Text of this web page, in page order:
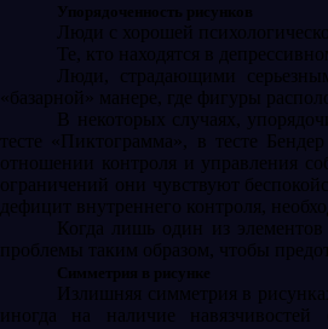
Упорядоченность рисунков
Люди с хорошей
Те, кто находятся в
Люди, страдающими
«базарной» манере, где фигуры
В некоторых случаях,
тесте «Пиктограмма», в тесте
отношении контроля и управления
ограничений они чувствуют
дефицит внутреннего контроля,
Когда лишь один из
проблемы таким образом, чтобы
Симметрия в рисунке
Излишняя симметрия в
иногда на наличие